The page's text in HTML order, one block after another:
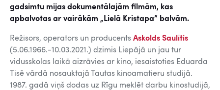
gadsimtu mijas dokumentālajām filmām, kas
apbalvotas ar vairākām „Lielā Kristapa” balvām.
Režisors, operators un producents Askolds Saulītis
(5.06.1966.-10.03.2021.) dzimis Liepājā un jau tur
vidusskolas laikā aizrāvies ar kino, iesaistoties Eduarda
Tisē vārdā nosauktajā Tautas kinoamatieru studijā.
1987. gadā viņš dodas uz Rīgu meklēt darbu kinostudijā,